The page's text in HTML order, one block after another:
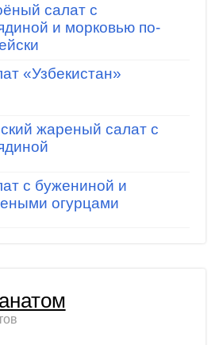
салат с
и морковью по-
«Узбекистан»
жареный салат с
с бужениной и
огурцами